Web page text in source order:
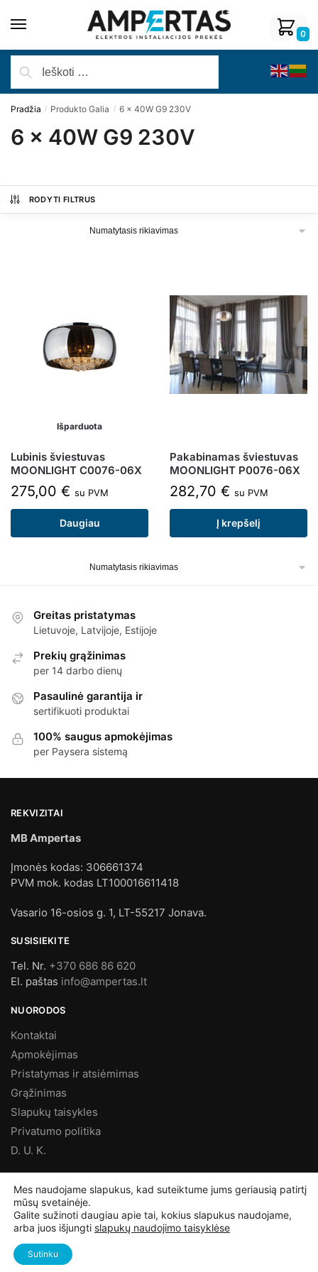
0
Pradžia / Produkto Galia / 6 x 40W G9 230V
6 x 40W G9 230V
RODYTI FILTRUS
Išparduota
Lubinis šviestuvas
MOONLIGHT C0076-06X
275,00 € su PVM
Daugiau
Pakabinamas šviestuvas
MOONLIGHT P0076-06X
282,70 € su PVM
Į krepšelį
Greitas pristatymas
Lietuvoje, Latvijoje, Estijoje
Prekių grąžinimas
per 14 darbo dienų
Pasaulinė garantija ir
sertifikuoti produktai
100% saugus apmokėjimas
per Paysera sistemą
REKVIZITAI
MB Ampertas
Įmonės kodas: 306661374
PVM mok. kodas LT100016611418
Vasario 16-osios g. 1, LT-55217 Jonava.
SUSISIEKITE
Tel. Nr. +370 686 86 620
El. paštas info@ampertas.lt
NUORODOS
Kontaktai
Apmokėjimas
Pristatymas ir atsiėmimas
Grąžinimas
Slapukų taisykles
Privatumo politika
D. U. K.
©Ampertas.lt2025, Visos teisės saugomos
Mes naudojame slapukus, kad suteiktume jums geriausią patirtį
mūsų svetainėje.
Galite sužinoti daugiau apie tai, kokius slapukus naudojame,
arba juos išjungti slapukų naudojimo taisyklėse
Sutinku